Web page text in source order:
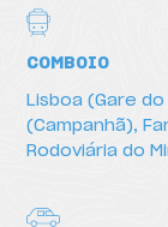
COMBOIO
Lisboa (Gare
(Campanhã),
Rodoviária do